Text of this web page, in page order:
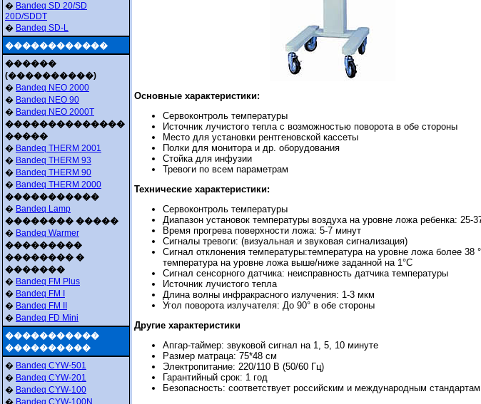
� Bandeq SD 20/SD
20D/SDDT
� Bandeq SD-L
������������
������
(����������)
� Bandeq NEO 2000
� Bandeq NEO 90
� Bandeq NEO 2000T
��������������
�����
� Bandeq THERM 2001
� Bandeq THERM 93
� Bandeq THERM 90
� Bandeq THERM 2000
�����������
� Bandeq Lamp
�������� �����
� Bandeq Warmer
���������
�������� �
�������
� Bandeq FM Plus
� Bandeq FM I
� Bandeq FM II
� Bandeq FD Mini
�����������
����������
� Bandeq CYW-501
� Bandeq CYW-201
� Bandeq CYW-100
� Bandeq CYW-100N
Основные характеристики:
Сервоконтроль температуры
Источник лучистого тепла с возможностью поворота в обе стороны
Место для установки рентгеновской кассеты
Полки для монитора и др. оборудования
Стойка для инфузии
Тревоги по всем параметрам
Технические характеристики:
Сервоконтроль температуры
Диапазон установок температуры воздуха на уровне ложа ребенка: 25-
Время прогрева поверхности ложа: 5-7 минут
Сигналы тревоги: (визуальная и звуковая сигнализация)
Сигнал отклонения температуры:температура на уровне ложа более 38
температура на уровне ложа выше/ниже заданной на 1°С
Сигнал сенсорного датчика: неисправность датчика температуры
Источник лучистого тепла
Длина волны инфракрасного излучения: 1-3 мкм
Угол поворота излучателя: До 90° в обе стороны
Другие характеристики
Апгар-таймер: звуковой сигнал на 1, 5, 10 минуте
Размер матраца: 75*48 см
Электропитание: 220/110 В (50/60 Гц)
Гарантийный срок: 1 год
Безопасность: соответствует российским и международным